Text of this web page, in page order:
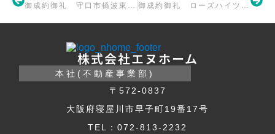
御成約御礼 守口市橋波東之町3丁目戸建
御成約御礼 ローズハイツ香里園
株式会社エヌホーム
本社(不動産事業部)
〒572-0837
大阪府寝屋川市早子町19番17号
TEL：072-813-2232